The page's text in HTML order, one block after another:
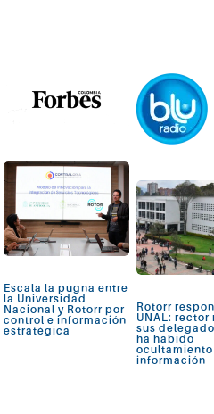
Escala la pugna entre
la Universidad
Nacional y Rotorr por
control e información
estratégica
Rotorr
UNAL: rector
sus
ha habido
ocultamiento
información